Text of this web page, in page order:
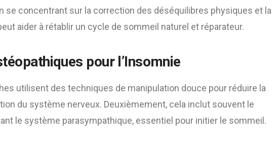
se concentrant sur la correction des déséquilibres physiques et la
aider à rétablir un cycle de sommeil naturel et réparateur.
pour l’Insomnie
utilisent des techniques de manipulation douce pour réduire la
du système nerveux. Deuxièmement, cela inclut souvent le
le système parasympathique, essentiel pour initier le sommeil.